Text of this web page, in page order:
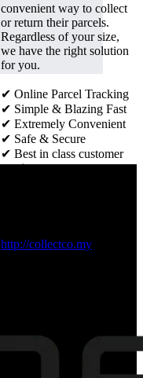
convenient way to collect
or return their parcels.
Regardless of your size,
we have the right solution
for you.
✔ Online Parcel Tracking
✔ Simple & Blazing Fast
✔Extremely Convenient
✔ Safe & Secure
✔Best in class customer
service
http://collectco.my